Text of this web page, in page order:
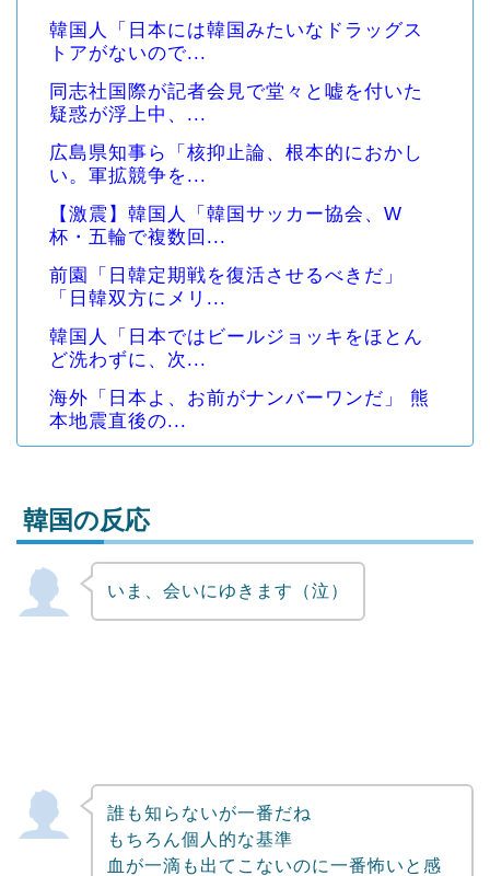
韓国人「日本には韓国みたいなドラッグス
トアがないので...
同志社国際が記者会見で堂々と嘘を付いた
疑惑が浮上中、...
広島県知事ら「核抑止論、根本的におかし
い。軍拡競争を...
【激震】韓国人「韓国サッカー協会、W
杯・五輪で複数回...
前園「日韓定期戦を復活させるべきだ」
「日韓双方にメリ...
韓国人「日本ではビールジョッキをほとん
ど洗わずに、次...
海外「日本よ、お前がナンバーワンだ」 熊
本地震直後の...
Powered by livedoor 相互RSS
韓国の反応
いま、会いにゆきます（泣）
誰も知らないが一番だね
もちろん個人的な基準
血が一滴も出てこないのに一番怖いと感